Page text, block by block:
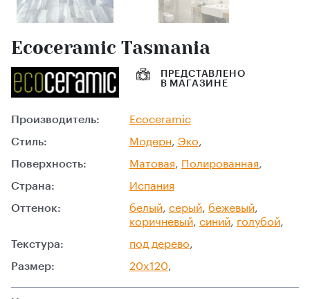
Ecoceramic Tasmania
ПРЕДСТАВЛЕНО
В МАГАЗИНЕ
Производитель:
Ecoceramic
Стиль:
Модерн, Эко,
Поверхность:
Матовая, Полированная,
Страна:
Испания
Оттенок:
белый, серый, бежевый,
коричневый, синий, голубой,
Текстура:
под дерево,
Размер:
20x120,